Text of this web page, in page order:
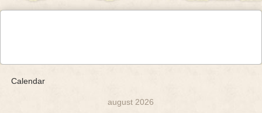
Calendar
august 2026